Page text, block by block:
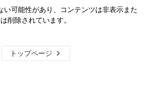
い可能性があり、コンテンツは非表示また
は削除されています。
トップページ